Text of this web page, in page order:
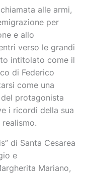
alle armi,
per
e allo
verso le grandi
intitolato come il
di Federico
come una
protagonista
i ricordi della sua
di Santa Cesarea
e
Mariano,